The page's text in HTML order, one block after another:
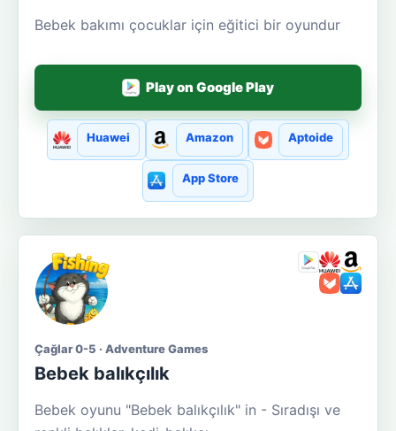
Bebek bakımı çocuklar için eğitici bir oyundur
Play on Google Play
Huawei Amazon Aptoide
App Store
Çağlar 0-5 · Adventure Games
Bebek balıkçılık
Bebek oyunu "Bebek balıkçılık" in - Sıradışı ve